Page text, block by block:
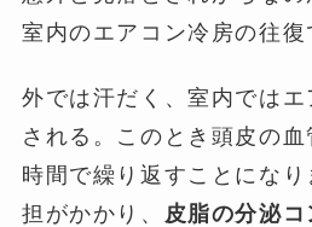
室内のエアコン冷房の往復
外では汗だく、室内では
される。このとき頭皮の
時間で繰り返すことにな
担がかかり、
皮脂の分泌